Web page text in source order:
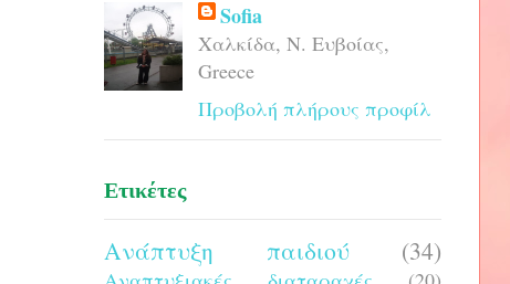
Sofia
Χαλκίδα, Ν. Ευβοίας,
Greece
Προβολή πλήρους προφίλ
Ετικέτες
Ανάπτυξη παιδιού
(34)